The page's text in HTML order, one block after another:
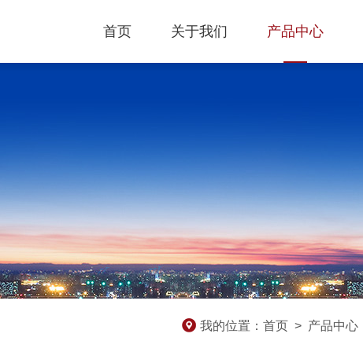
首页 关于我们 产品中心
我的位置： 首页 > 产品中心